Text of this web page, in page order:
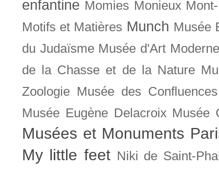
enfantine Momies Monieux
Motifs et Matières Munch Musée
du Judaïsme Musée d'Art
de la Chasse et de la Nature
Zoologie Musée des Confluences
Musée Eugène Delacroix Musée
Musées et Monuments
My little feet Niki de Saint-